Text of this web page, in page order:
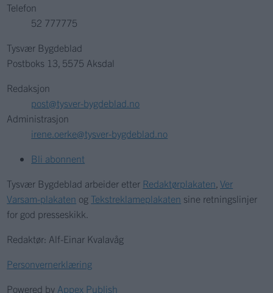
Telefon
52 777775
Tysvær Bygdeblad
Postboks 13, 5575 Aksdal
Redaksjon
post@tysver-bygdeblad.no
Administrasjon
irene.oerke@tysver-bygdeblad.no
Bli abonnent
Tysvær Bygdeblad arbeider etter Redaktørplakaten ,Ver
Varsam-plakaten og Tekstreklameplakaten sine retningslinjer
for god presseskikk.
Redaktør: Alf-Einar Kvalavåg
Personvernerklæring
Powered by Appex Publish